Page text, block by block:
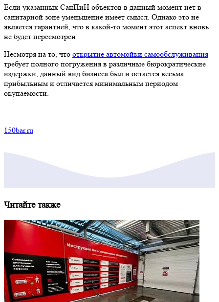
Если указанных СанПиН объектов в данный момент нет в
санитарной зоне уменьшение имеет смысл. Однако это не
является гарантией, что в какой-то момент этот аспект вновь
не будет пересмотрен
Несмотря на то, что открытие автомойки самообслуживания
требует полного погружения в различные бюрократические
издержки, данный вид бизнеса был и остаётся весьма
прибыльным и отличается минимальным периодом
окупаемости.
150bar.ru
Читайте также